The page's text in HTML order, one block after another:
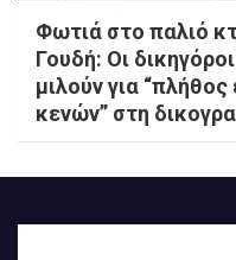
Φωτιά στο παλιό
Γουδή: Οι
μιλούν για
κενών” στη